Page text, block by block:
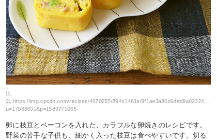
出
典: https://img.cpcdn.com/recipes/4670255/894x1461s/
u=17088691&p=1589771065
卵に枝豆とベーコンを入れた、カラフルな卵焼きのレシピです。
野菜の苦手な子供も、細かく入った枝豆は食べやすいです。切る